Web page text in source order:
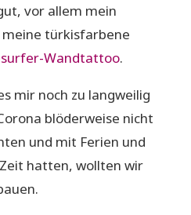
vor allem mein
türkisfarbene
Wandtattoo.
mir noch zu langweilig
blöderweise nicht
und mit Ferien und
hatten, wollten wir